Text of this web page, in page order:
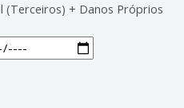
(Terceiros) + Danos Próprios